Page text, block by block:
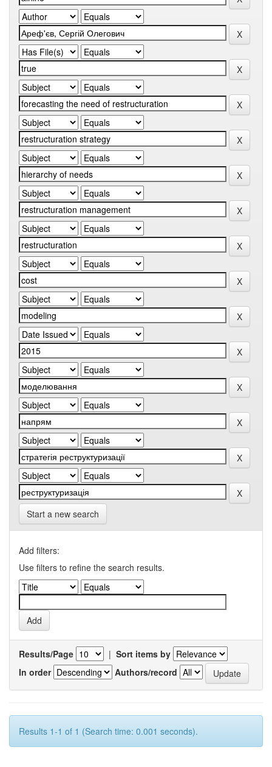
Start a new search
Add filters:
Use filters to refine the search results.
Results/Page | Sort items by
In order
Authors/record
Results 1-1 of 1 (Search time: 0.001 seconds).